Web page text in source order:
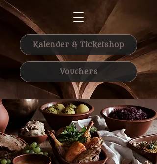
Vouchers
Kalender & Ticketshop